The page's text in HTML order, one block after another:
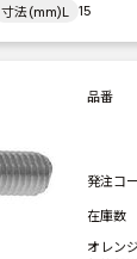
寸法(mm)L 15
品番
発注コ
在庫数
オレン